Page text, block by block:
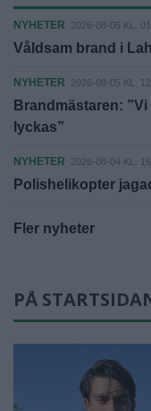
NYHETER 2026-08-05 KL.
Våldsam brand i
NYHETER 2026-08-05 KL.
Brandmästaren:
lyckas”
NYHETER 2026-08-04 KL.
Polishelikopter
Fler nyheter
PÅ